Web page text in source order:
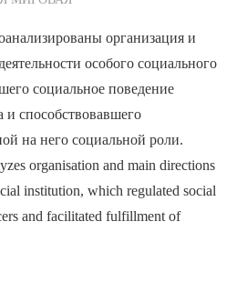
организация и
особого социального
социальное поведение
и способствовавшего
на него социальной роли.
organisation and main directions
institution, which regulated social
and facilitated fulfillment of